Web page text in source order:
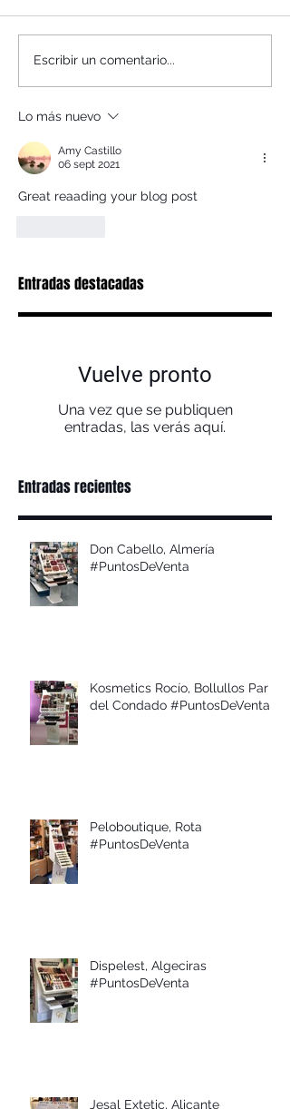
Escribir un comentario...
Lo más nuevo
Amy Castillo
06 sept 2021
Great reaading your blog post
Entradas destacadas
Vuelve pronto
Una vez que se publiquen
entradas, las verás aquí.
Entradas recientes
Don Cabello, Almería
#PuntosDeVenta
Kosmetics Rocío, Bollullos Par
del Condado #PuntosDeVenta
Peloboutique, Rota
#PuntosDeVenta
Dispelest, Algeciras
#PuntosDeVenta
Jesal Extetic, Alicante